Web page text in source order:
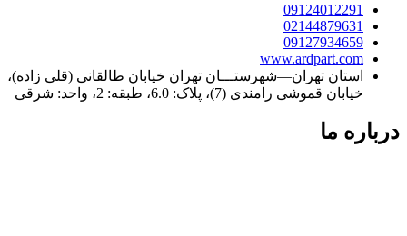
09124012291
02144879631
09127934659
www.ardpart.com
استان تهران—شهرستـــان تهران خیابان طالقانی (قلی زاده)،
خیابان قموشی رامندی (7)، پلاک: 6.0، طبقه: 2، واحد: شرقی
درباره ما